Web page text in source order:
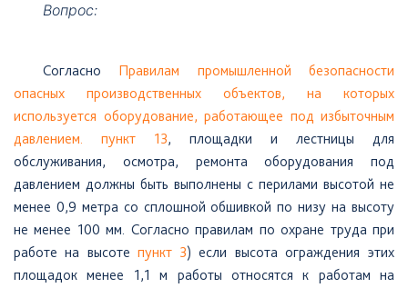
Вопрос:
Согласно
Правилам промышленной безопасности
опасных производственных объектов, на которых
используется оборудование, работающее под избыточным
давлением. пункт 13, площадки и лестницы для
обслуживания, осмотра, ремонта оборудования под
давлением должны быть выполнены с перилами высотой не
менее 0,9 метра со сплошной обшивкой по низу на высоту
не менее 100 мм. Согласно правилам по охране труда при
работе на высоте пункт 3) если высота ограждения этих
площадок менее 1,1 м работы относятся к работам на